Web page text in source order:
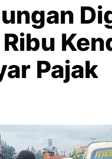
Pajak